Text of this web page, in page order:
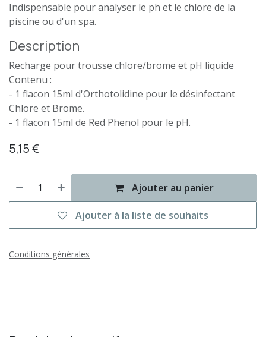
Indispensable pour analyser le ph et le chlore de la
piscine ou d'un spa.
Description
Recharge pour trousse chlore/brome et pH liquide
Contenu :
- 1 flacon 15ml d'Orthotolidine pour le désinfectant
Chlore et Brome.
- 1 flacon 15ml de Red Phenol pour le pH.
5,15€
Ajouter au panier
Ajouter à la liste de souhaits
Conditions générales